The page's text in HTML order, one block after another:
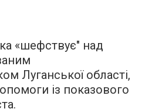
«шефствує" над
Луганської області,
із показового